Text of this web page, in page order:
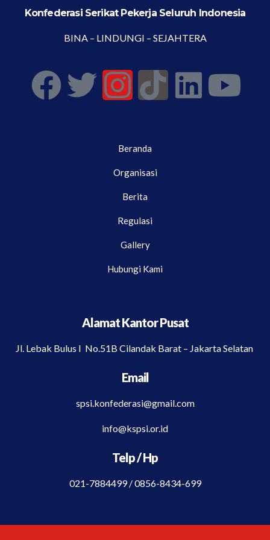
Konfederasi Serikat Pekerja Seluruh Indonesia
BINA – LINDUNGI – SEJAHTERA
Beranda
Organisasi
Berita
Regulasi
Gallery
Hubungi Kami
Alamat Kantor Pusat
Jl. Lebak Bulus I No.51B Cilandak Barat – Jakarta Selatan
Email
spsi.konfederasi@gmail.com
info@kspsi.or.id
Telp / Hp
021-7884499 / 0856-8434-699